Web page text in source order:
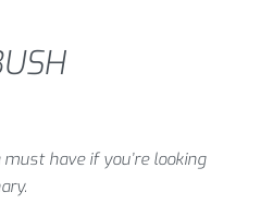
have if you’re looking